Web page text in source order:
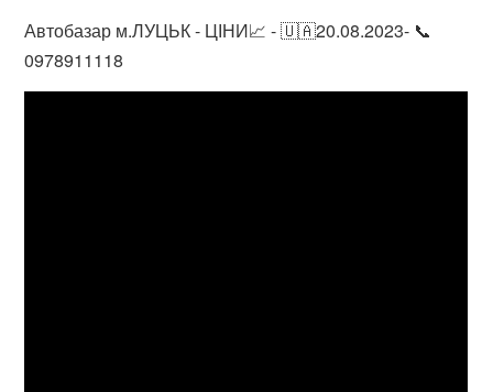
Автобазар м.ЛУЦЬК - ЦІНИ📈 - 🇺🇦20.08.2023- 📞
0978911118